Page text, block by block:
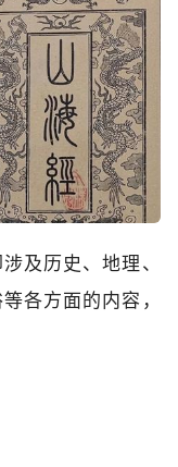
及历史、地理、
各方面的内容，